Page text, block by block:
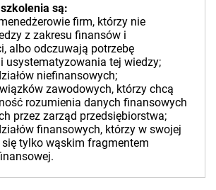
są:
firm, którzy nie
z zakresu finansów i
albo odczuwają potrzebę
usystematyzowania tej wiedzy;
niefinansowych;
zawodowych, którzy chcą
rozumienia danych finansowych
przez zarząd przedsiębiorstwa;
finansowych, którzy w swojej
tylko wąskim fragmentem